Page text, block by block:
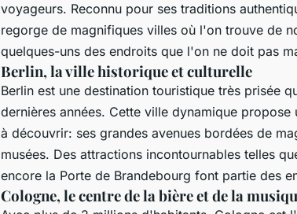
voyageurs. Reconnu pour ses traditions
regorge de magnifiques villes où l'on trouve de
quelques-uns des endroits que l'on ne doit pas
Berlin, la ville historique et culturelle
Berlin est une destination touristique très prisée
dernières années. Cette ville dynamique propose
à découvrir: ses grandes avenues bordées de
musées. Des attractions incontournables telles
encore la Porte de Brandebourg font partie des
Cologne, le centre de la bière et de la